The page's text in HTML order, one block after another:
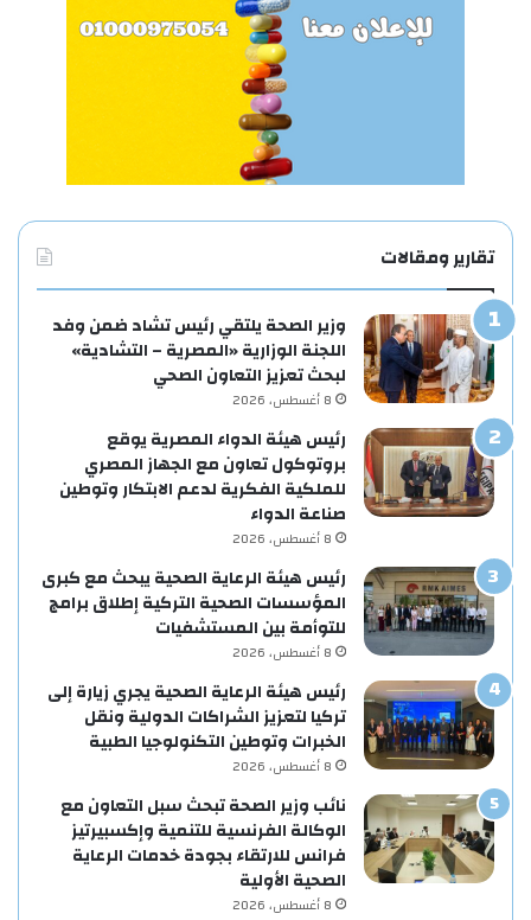
تقارير ومقالات
وزير الصحة يلتقي رئيس تشاد ضمن وفد
اللجنة الوزارية «المصرية – التشادية»
لبحث تعزيز التعاون الصحي
8 أغسطس، 2026
رئيس هيئة الدواء المصرية يوقع
بروتوكول تعاون مع الجهاز المصري
للملكية الفكرية لدعم الابتكار وتوطين
صناعة الدواء
8 أغسطس، 2026
رئيس هيئة الرعاية الصحية يبحث مع كبرى
المؤسسات الصحية التركية إطلاق برامج
للتوأمة بين المستشفيات
8 أغسطس، 2026
رئيس هيئة الرعاية الصحية يجري زيارة إلى
تركيا لتعزيز الشراكات الدولية ونقل
الخبرات وتوطين التكنولوجيا الطبية
8 أغسطس، 2026
نائب وزير الصحة تبحث سبل التعاون مع
الوكالة الفرنسية للتنمية وإكسبيرتيز
فرانس للارتقاء بجودة خدمات الرعاية
الصحية الأولية
8 أغسطس، 2026